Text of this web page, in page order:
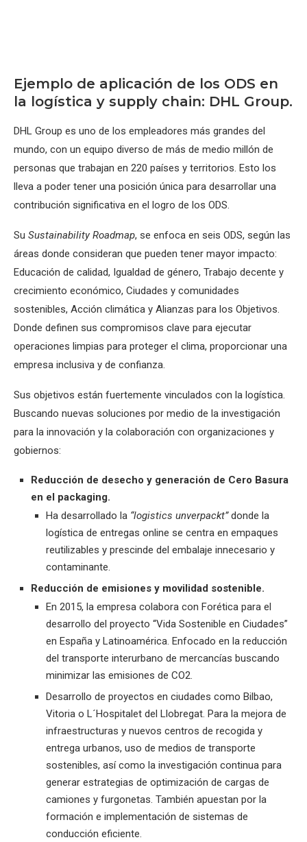
Ejemplo de aplicación de los ODS en
la logística y supply chain: DHL Group.
DHL Group es uno de los empleadores más grandes del
mundo, con un equipo diverso de más de medio millón de
personas que trabajan en 220 países y territorios. Esto los
lleva a poder tener una posición única para desarrollar una
contribución significativa en el logro de los ODS.
Su Sustainability Roadmap, se enfoca en seis ODS, según las
áreas donde consideran que pueden tener mayor impacto:
Educación de calidad, Igualdad de género, Trabajo decente y
crecimiento económico, Ciudades y comunidades
sostenibles, Acción climática y Alianzas para los Objetivos.
Donde definen sus compromisos clave para ejecutar
operaciones limpias para proteger el clima, proporcionar una
empresa inclusiva y de confianza.
Sus objetivos están fuertemente vinculados con la logística.
Buscando nuevas soluciones por medio de la investigación
para la innovación y la colaboración con organizaciones y
gobiernos:
Reducción de desecho y generación de Cero Basura
en el packaging.
Ha desarrollado la “logistics unverpackt”donde la
logística de entregas online se centra en empaques
reutilizables y prescinde del embalaje innecesario y
contaminante.
Reducción de emisiones y movilidad sostenible.
En 2015, la empresa colabora con Forética para el
desarrollo del proyecto “Vida Sostenible en Ciudades”
en España y Latinoamérica. Enfocado en la reducción
del transporte interurbano de mercancías buscando
minimizar las emisiones de CO2.
Desarrollo de proyectos en ciudades como Bilbao,
Vitoria o L´Hospitalet del Llobregat. Para la mejora de
infraestructuras y nuevos centros de recogida y
entrega urbanos, uso de medios de transporte
sostenibles, así como la investigación continua para
generar estrategias de optimización de cargas de
camiones y furgonetas. También apuestan por la
formación e implementación de sistemas de
conducción eficiente.